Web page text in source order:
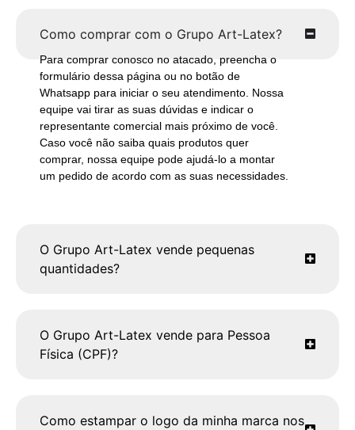
Como comprar com o Grupo Art-Latex?
Para comprar conosco no atacado, preencha o
formulário dessa página ou no botão de
Whatsapp para iniciar o seu atendimento. Nossa
equipe vai tirar as suas dúvidas e indicar o
representante comercial mais próximo de você.
Caso você não saiba quais produtos quer
comprar, nossa equipe pode ajudá-lo a montar
um pedido de acordo com as suas necessidades.
O Grupo Art-Latex vende pequenas
quantidades?
O Grupo Art-Latex vende para Pessoa
Física (CPF)?
Como estampar o logo da minha marca nos